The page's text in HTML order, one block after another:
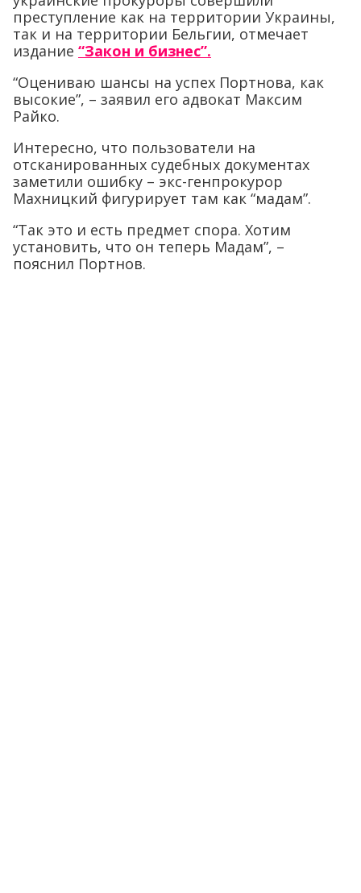
преступление как на территории Украины,
так и на территории Бельгии, отмечает
издание “Закон и бизнес”.
“Оцениваю шансы на успех Портнова, как
высокие”, – заявил его адвокат Максим
Райко.
Интересно, что пользователи на
отсканированных судебных документах
заметили ошибку – экс-генпрокурор
Махницкий фигурирует там как “мадам”.
“Так это и есть предмет спора. Хотим
установить, что он теперь Мадам”, –
пояснил Портнов.